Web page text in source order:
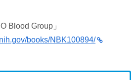
Blood Group」
books/NBK100894/